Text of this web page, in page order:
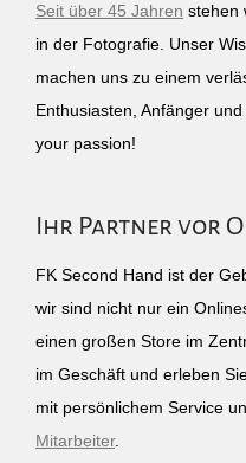
Seit über 45 Jahren stehen
in der Fotografie. Unser
machen uns zu einem
Enthusiasten, Anfänger
your passion!
Ihr Partner vor
FK Second Hand ist der
wir sind nicht nur ein
einen großen Store im
im Geschäft und erleben
mit persönlichem Service
Mitarbeiter.